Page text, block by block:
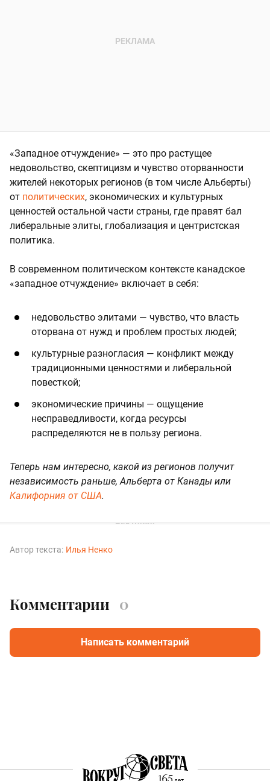
«Западное отчуждение» — это про растущее
недовольство, скептицизм и чувство оторванности
жителей некоторых регионов (в том числе Альберты)
от политических, экономических и культурных
ценностей остальной части страны, где правят бал
либеральные элиты, глобализация и центристская
политика.
В современном политическом контексте канадское
«западное отчуждение» включает в себя:
недовольство элитами — чувство, что власть
оторвана от нужд и проблем простых людей;
культурные разногласия — конфликт между
традиционными ценностями и либеральной
повесткой;
экономические причины — ощущение
несправедливости, когда ресурсы
распределяются не в пользу региона.
Теперь нам интересно, какой из регионов получит
независимость раньше, Альберта от Канады или
Калифорния от США.
Автор текста: Илья Ненко
Комментарии 0
Написать комментарий